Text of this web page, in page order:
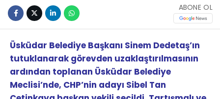
ABONE OL
Üsküdar Belediye Başkanı Sinem Dedetaş’ın
tutuklanarak görevden uzaklaştırılmasının
ardından toplanan Üsküdar Belediye
Meclisi’nde, CHP’nin adayı Sibel Tan